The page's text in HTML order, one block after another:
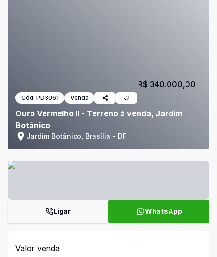
Cód: PD3061 Venda
Ouro Vermelho II - Terreno à venda, Jardim
Botânico
Jardim Botânico, Brasília - DF
R$ 340.000,00
Ligar WhatsApp
Valor venda